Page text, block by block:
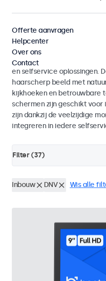
Monitoren en
selfservice
Monitoren en touchscreen
en selfservice oplossingen.
haarscherp beeld met
kijkhoeken en betrouwbare
schermen zijn geschikt voor
zijn dankzij de veelzijdige
integreren in iedere
Filter (37)
Inbouw DNV Wis alle
Offerte aanvragen
Helpcenter
Over ons
Contact